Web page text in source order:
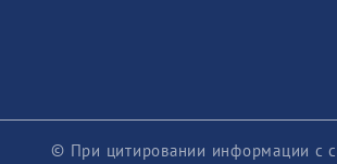
© При цитировании информации с